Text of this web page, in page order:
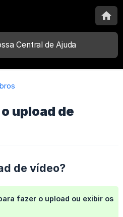
upload de
de vídeo?
fazer o upload ou exibir os